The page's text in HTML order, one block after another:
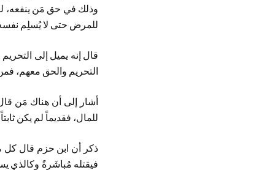
وذلك في حق مَن ينفعه، لو
للمرض حتى لا يُسلِم
قال إنه يميل إلى
التحريم والحق معهم،
أشار إلى أن هناك مَن
للمال، فقديماً لم يكن
ذكر أن ابن حزم قال كل
فيقتله مُباشَرةً وكالذي